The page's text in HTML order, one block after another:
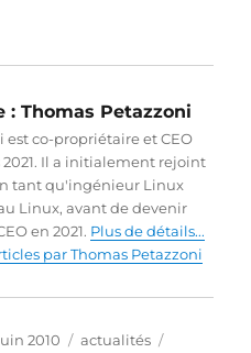
: Thomas Petazzoni
est co-propriétaire et CEO
Il a initialement rejoint
tant qu'ingénieur Linux
Linux, avant de devenir
en 2021. Plus de détails...
par Thomas Petazzoni
2010 Catégories
actualités